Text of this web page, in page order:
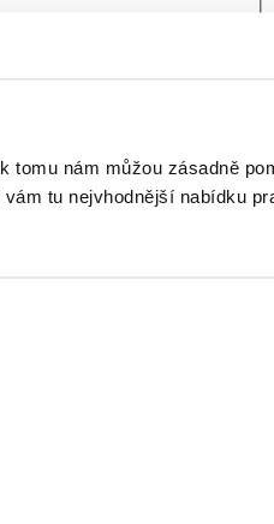
tomu nám můžou zásadně
tu nejvhodnější nabídku